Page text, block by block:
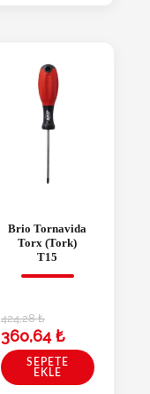
Brio Tornavida
Torx (Tork)
T15
424,28₺
360,64₺
SEPETE
EKLE